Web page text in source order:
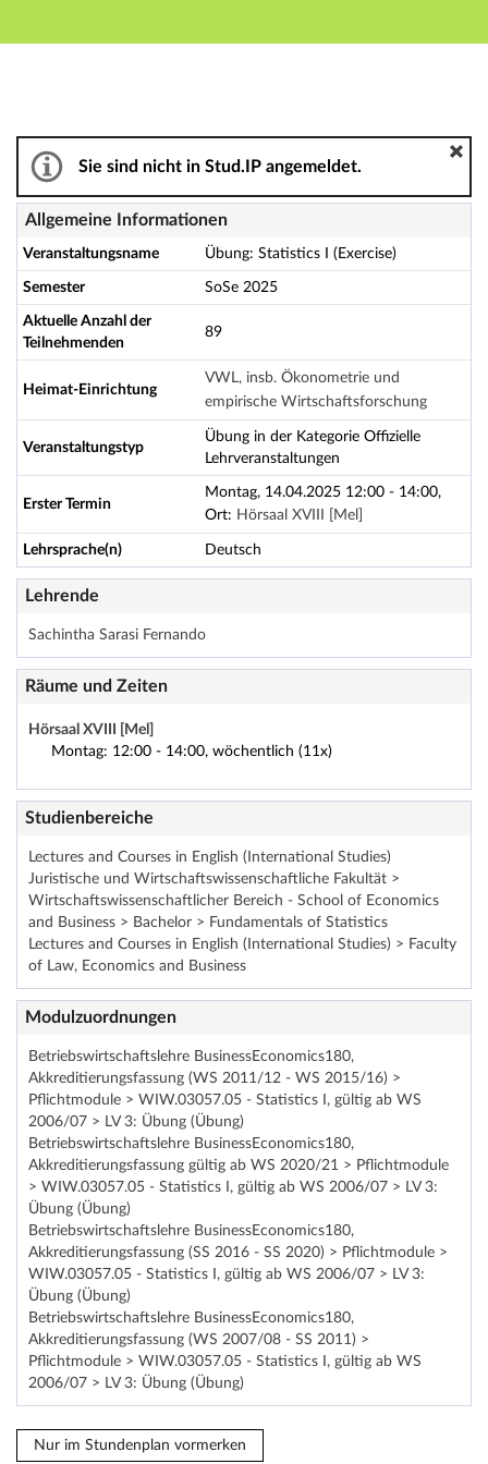
Hauptnavigation
Übung: Statistics I (Exercise) - Details
Sie sind nicht in Stud.IP angemeldet.
Allgemeine Informationen
Veranstaltungsname Übung: Statistics I (Exercise)
Semester SoSe 2025
Aktuelle Anzahl der
Teilnehmenden
89
Heimat-Einrichtung
VWL, insb. Ökonometrie und
empirische Wirtschaftsforschung
Veranstaltungstyp
Übung in der Kategorie Offizielle
Lehrveranstaltungen
Erster Termin
Montag, 14.04.2025 12:00 - 14:00,
Ort: Hörsaal XVIII [Mel]
Lehrsprache(n) Deutsch
Lehrende
Sachintha Sarasi Fernando
Räume und Zeiten
Hörsaal XVIII [Mel]
Montag: 12:00 - 14:00, wöchentlich (11x)
Studienbereiche
Lectures and Courses in English (International Studies)
Juristische und Wirtschaftswissenschaftliche Fakultät >
Wirtschaftswissenschaftlicher Bereich - School of Economics
and Business > Bachelor > Fundamentals of Statistics
Lectures and Courses in English (International Studies) > Faculty
of Law, Economics and Business
Modulzuordnungen
Betriebswirtschaftslehre BusinessEconomics180,
Akkreditierungsfassung (WS 2011/12 - WS 2015/16) >
Pflichtmodule > WIW.03057.05 - Statistics I, gültig ab WS
2006/07 > LV 3: Übung (Übung)
Betriebswirtschaftslehre BusinessEconomics180,
Akkreditierungsfassung gültig ab WS 2020/21 > Pflichtmodule
> WIW.03057.05 - Statistics I, gültig ab WS 2006/07 > LV 3:
Übung (Übung)
Betriebswirtschaftslehre BusinessEconomics180,
Akkreditierungsfassung (SS 2016 - SS 2020) > Pflichtmodule >
WIW.03057.05 - Statistics I, gültig ab WS 2006/07 > LV 3:
Übung (Übung)
Betriebswirtschaftslehre BusinessEconomics180,
Akkreditierungsfassung (WS 2007/08 - SS 2011) >
Pflichtmodule > WIW.03057.05 - Statistics I, gültig ab WS
2006/07 > LV 3: Übung (Übung)
Nur im Stundenplan vormerken